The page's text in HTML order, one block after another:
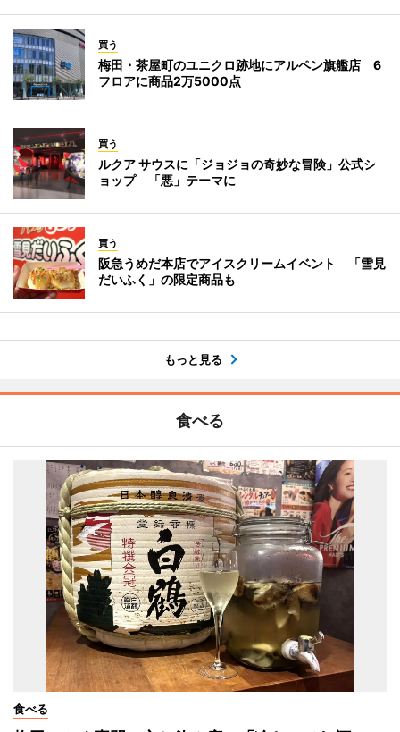
買う
梅田・茶屋町のユニクロ跡地にアルペン旗艦店 6
フロアに商品2万5000点
買う
ルクア サウスに「ジョジョの奇妙な冒険」公式シ
ョップ 「悪」テーマに
買う
阪急うめだ本店でアイスクリームイベント 「雪見
だいふく」の限定商品も
もっと見る
食べる
食べる